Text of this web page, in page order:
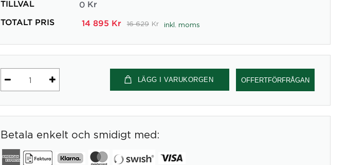
TILLVAL 0 Kr
TOTALT PRIS 14 895 Kr 16 629 Kr inkl. moms
Ergonomisk
8126
LÄGG I VARUKORGEN OFFERTFÖRFRÅGAN
Betala enkelt och smidigt med: